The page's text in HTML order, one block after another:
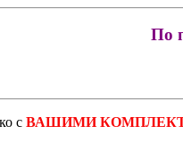
По
с ВАШИМИ